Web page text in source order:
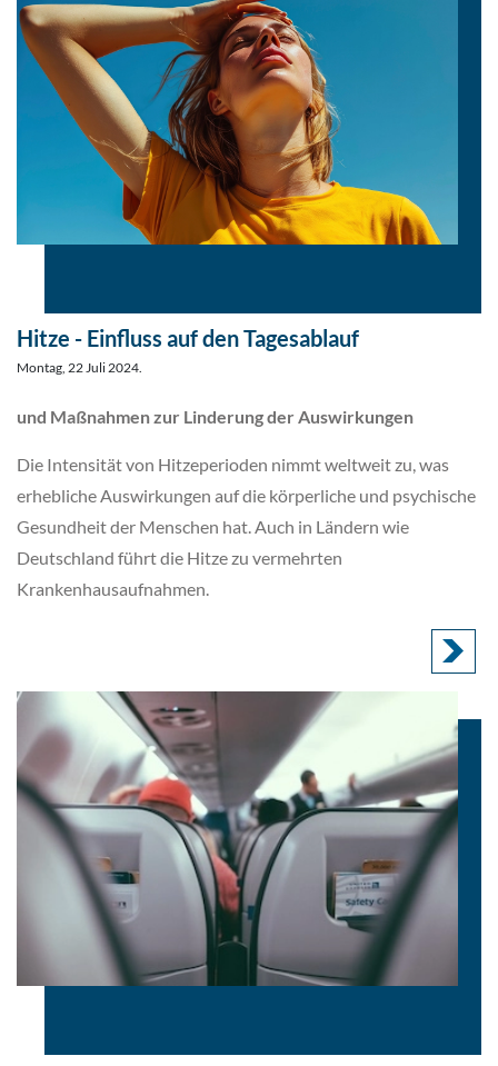
Hitze - Einfluss auf den Tagesablauf
Montag, 22 Juli 2024.
und Maßnahmen zur Linderung der Auswirkungen
Die Intensität von Hitzeperioden nimmt weltweit zu, was
erhebliche Auswirkungen auf die körperliche und psychische
Gesundheit der Menschen hat. Auch in Ländern wie
Deutschland führt die Hitze zu vermehrten
Krankenhausaufnahmen.